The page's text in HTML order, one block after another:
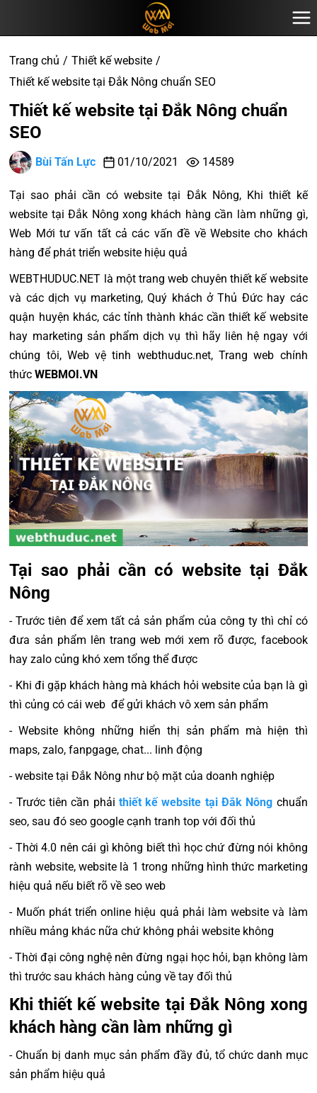
Trang chủ
Thiết kế website
Thiết kế website tại Đắk Nông chuẩn SEO
Thiết kế website tại Đắk Nông chuẩn
SEO
Bùi Tấn Lực 01/10/2021 14589
Tại sao phải cần có website tại Đắk Nông, Khi thiết kế
website tại Đắk Nông xong khách hàng cần làm những gì,
Web Mới tư vấn tất cả các vấn đề về Website cho khách
hàng để phát triển website hiệu quả
WEBTHUDUC.NET là một trang web chuyên thiết kế website
và các dịch vụ marketing, Quý khách ở Thủ Đức hay các
quận huyện khác, các tỉnh thành khác cần thiết kế website
hay marketing sản phẩm dịch vụ thì hãy liên hệ ngay với
chúng tôi, Web vệ tinh webthuduc.net, Trang web chính
thứcWEBMOI.VN
Tại sao phải cần có website tại Đắk
Nông
- Trước tiên để xem tất cả sản phẩm của công ty thì chỉ có
đưa sản phẩm lên trang web mới xem rõ được, facebook
hay zalo củng khó xem tổng thể được
- Khi đi gặp khách hàng mà khách hỏi website của bạn là gì
thì củng có cái web để gửi khách vô xem sản phẩm
- Website không những hiển thị sản phẩm mà hiện thì
maps, zalo, fanpgage, chat... linh động
- website tại Đắk Nông như bộ mặt của doanh nghiệp
- Trước tiên cần phải thiết kế website tại Đắk Nông chuẩn
seo, sau đó seo google cạnh tranh top với đối thủ
- Thời 4.0 nên cái gì không biết thì học chứ đừng nói không
rành website, website là 1 trong những hình thức marketing
hiệu quả nếu biết rõ về seo web
- Muốn phát triển online hiệu quả phải làm website và làm
nhiều mảng khác nữa chứ không phải website không
- Thời đại công nghệ nên đừng ngại học hỏi, bạn không làm
thì trước sau khách hàng củng về tay đối thủ
Khi thiết kế website tại Đắk Nông xong
khách hàng cần làm những gì
- Chuẩn bị danh mục sản phẩm đầy đủ, tổ chức danh mục
sản phẩm hiệu quả